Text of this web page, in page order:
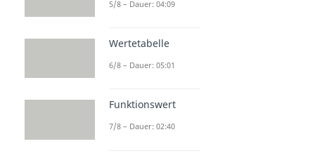
5/8 – Dauer: 04:09
Wertetabelle
6/8 – Dauer: 05:01
Funktionswert
7/8 – Dauer: 02:40